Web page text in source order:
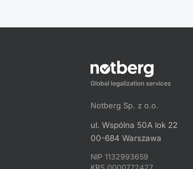
Notberg Sp. z o.o.
ul. Wspólna 50A lok 22
00-684 Warszawa
NIP 1132993659